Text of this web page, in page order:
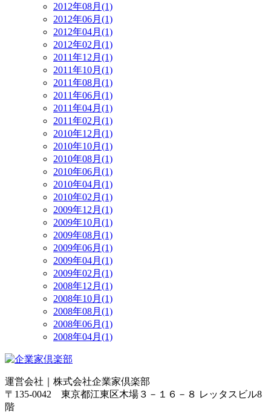
2012年08月(1)
2012年06月(1)
2012年04月(1)
2012年02月(1)
2011年12月(1)
2011年10月(1)
2011年08月(1)
2011年06月(1)
2011年04月(1)
2011年02月(1)
2010年12月(1)
2010年10月(1)
2010年08月(1)
2010年06月(1)
2010年04月(1)
2010年02月(1)
2009年12月(1)
2009年10月(1)
2009年08月(1)
2009年06月(1)
2009年04月(1)
2009年02月(1)
2008年12月(1)
2008年10月(1)
2008年08月(1)
2008年06月(1)
2008年04月(1)
運営会社｜ 株式会社企業家倶楽部
〒135-0042 東京都江東区木場３－１６－８ レッタスビル8
階